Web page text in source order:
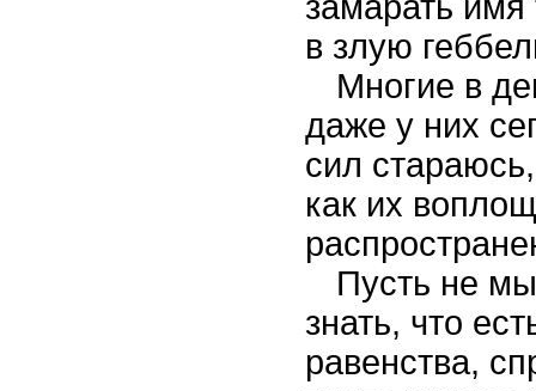
в злую
Многие в
даже у них
сил
как их
Пусть не
знать, что
равенства,